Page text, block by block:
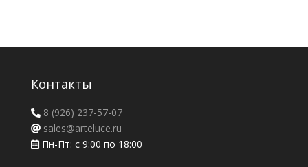
Контакты
8 (926) 237-57-07
sales@arteluce.ru
Пн-Пт: с 9:00 по 18:00